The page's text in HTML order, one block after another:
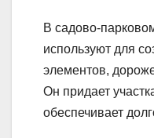
В садово-
используют для
элементов,
Он придает
обеспечивает